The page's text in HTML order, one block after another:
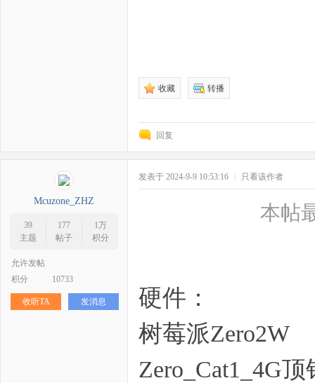
收藏 转播
回复
Mcuzone_ZHZ
39
主题
177
帖子
1万
积分
允许发帖
积分
10733
收听TA 发消息
发表于 2024-9-9 10:53:16 只看该作者
本帖
硬件：
树莓派Zero2W
Zero_Cat1_4G顶